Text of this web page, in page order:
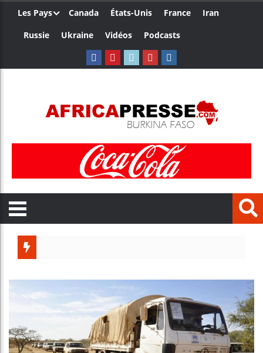
Les Pays Canada États-Unis France
Iran
Russie
Ukraine Vidéos Podcasts
Le
Côte